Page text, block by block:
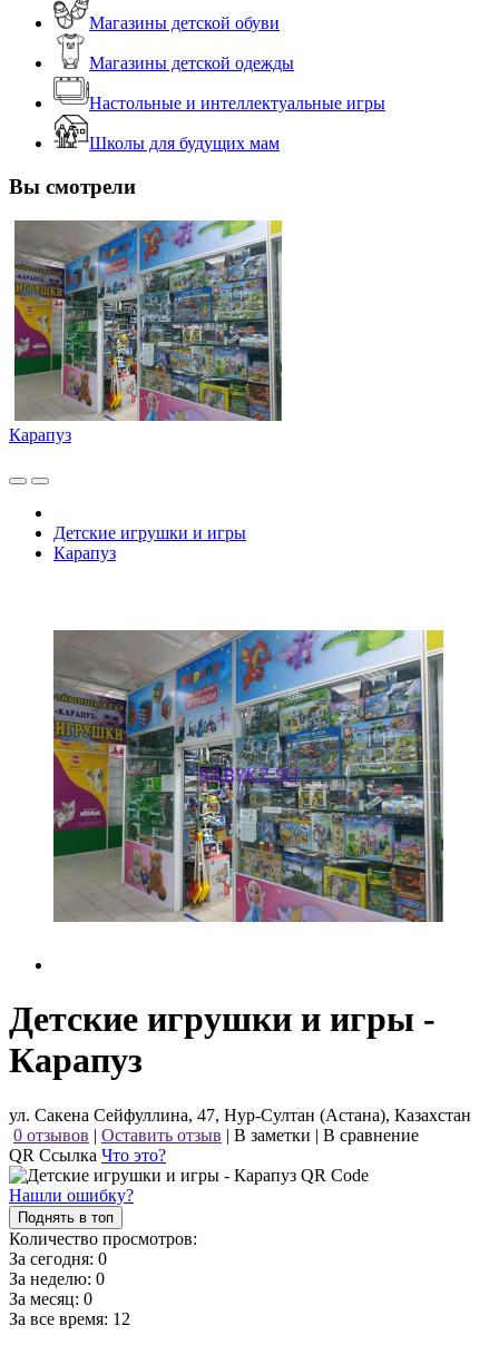
Магазины детской обуви
Магазины детской одежды
Настольные и интеллектуальные игры
Школы для будущих мам
Вы смотрели
Карапуз
Детские игрушки и игры
Карапуз
Детские игрушки и игры -
Карапуз
ул. Сакена Сейфуллина, 47, Нур-Султан (Астана), Казахстан
0 отзывов | Оставить отзыв | В заметки | В сравнение
QR Ссылка Что это?
Нашли ошибку?
Поднять в топ
Количество просмотров:
За сегодня: 0
За неделю: 0
За месяц: 0
За все время: 12